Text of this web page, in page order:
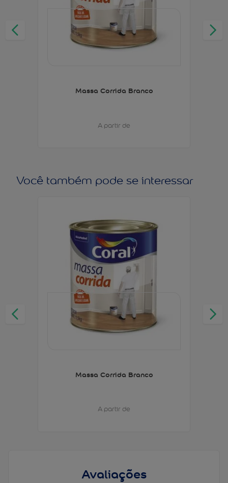
Massa Corrida Branco
A partir de
Você também pode se interessar
Massa Corrida Branco
A partir de
Avaliações